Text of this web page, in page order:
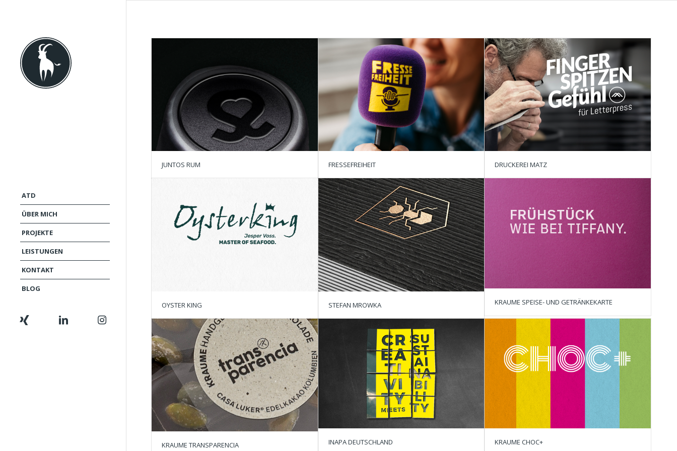
ATD
ÜBER MICH
PROJEKTE
LEISTUNGEN
KONTAKT
BLOG
JUNTOS RUM FRESSEFREIHEIT DRUCKEREI MATZ
OYSTER KING STEFAN MROWKA KRAUME SPEISE- UND GETRÄNKEKARTE
KRAUME TRANSPARENCIA INAPA DEUTSCHLAND KRAUME CHOC+